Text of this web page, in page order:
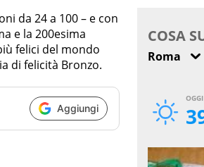
da 24 a 100 – e con
e la 200esima
felici del mondo
di felicità Bronzo.
Aggiungi